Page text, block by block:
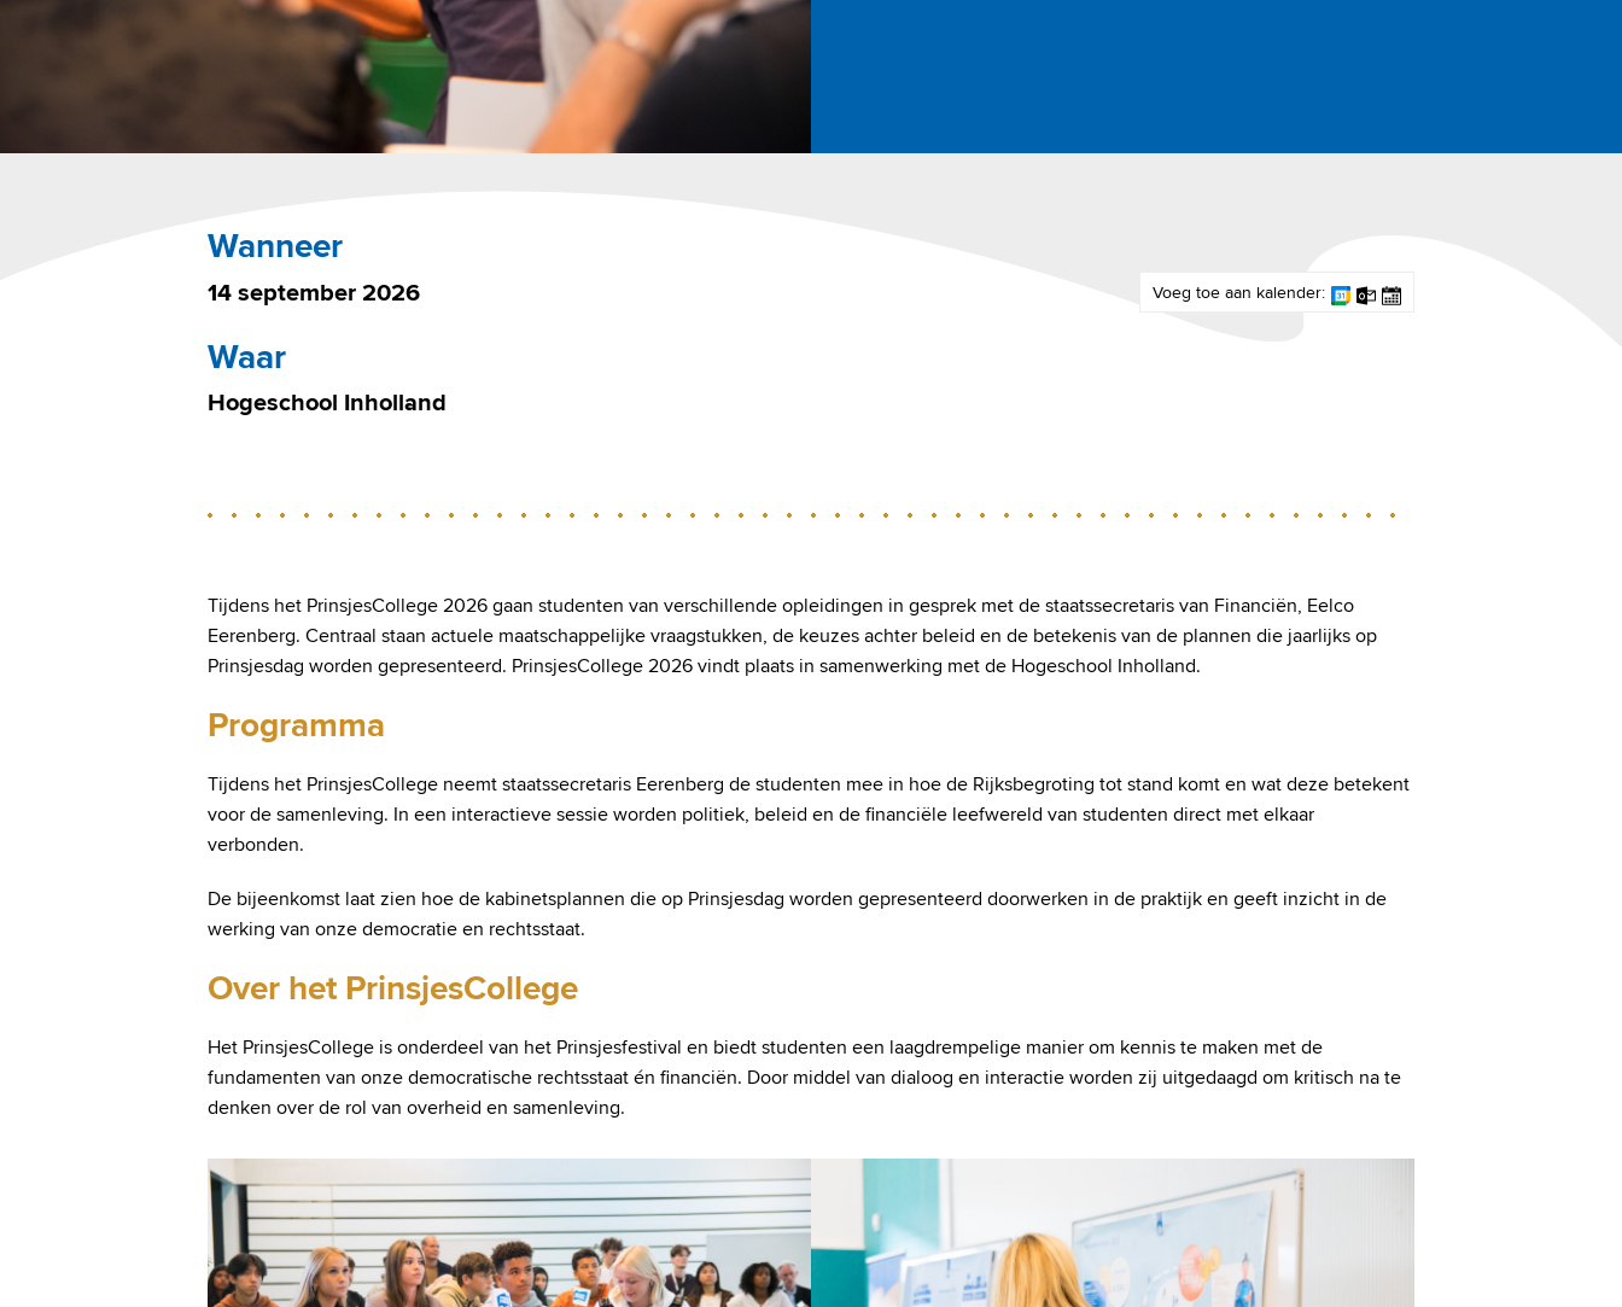
Wanneer
14september 2026 Voeg toe aan kalender:
Waar
Hogeschool Inholland
Tijdens het PrinsjesCollege 2026 gaan studenten van verschillende opleidingen in gesprek met de staatssecretaris van Financiën, Eelco
Eerenberg. Centraal staan actuele maatschappelijke vraagstukken, de keuzes achter beleid en de betekenis van de plannen die jaarlijks op
Prinsjesdag worden gepresenteerd. PrinsjesCollege 2026 vindt plaats in samenwerking met de Hogeschool Inholland.
Programma
Tijdens het PrinsjesCollege neemt staatssecretaris Eerenberg de studenten mee in hoe de Rijksbegroting tot stand komt en wat deze betekent
voor de samenleving. In een interactieve sessie worden politiek, beleid en de financiële leefwereld van studenten direct met elkaar
verbonden.
De bijeenkomst laat zien hoe de kabinetsplannen die op Prinsjesdag worden gepresenteerd doorwerken in de praktijk en geeft inzicht in de
werking van onze democratie en rechtsstaat.
Over het PrinsjesCollege
Het PrinsjesCollege is onderdeel van het Prinsjesfestival en biedt studenten een laagdrempelige manier om kennis te maken met de
fundamenten van onze democratische rechtsstaat én financiën. Door middel van dialoog en interactie worden zij uitgedaagd om kritisch na te
denken over de rol van overheid en samenleving.